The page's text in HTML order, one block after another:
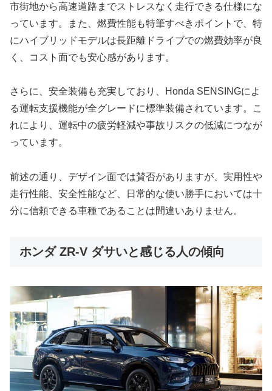
市街地から高速道路までストレスなく走行できる仕様にな
っています。また、燃費性能も特筆すべきポイントで、特
にハイブリッドモデルは長距離ドライブでの燃費効率が良
く、コスト面でも安心感があります。
さらに、安全装備も充実しており、Honda SENSINGによ
る運転支援機能が全グレードに標準装備されています。こ
れにより、運転中の疲労軽減や事故リスクの低減につなが
っています。
前述の通り、デザイン面では賛否がありますが、実用性や
走行性能、安全性能など、日常的な使い勝手においては十
分に信頼できる車種であることは間違いありません。
ホンダ ZR-V ダサいと感じる人の傾向